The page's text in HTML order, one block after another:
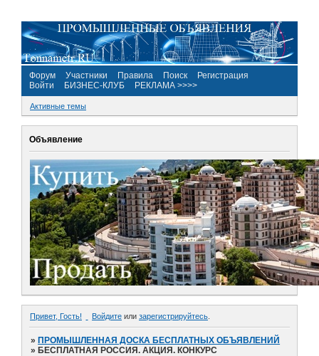
Форум Участники Правила Поиск
Регистрация
Войти
БИЗНЕС-КЛУБ РЕКЛАМА >>>>
Активные темы
Объявление
Привет, Гость! Войдите или зарегистрируйтесь
»ПРОМЫШЛЕННАЯ ДОСКА БЕСПЛАТНЫХ ОБЪЯВЛЕНИЙ
»БЕСПЛАТНАЯ РОССИЯ. АКЦИЯ. КОНКУРС